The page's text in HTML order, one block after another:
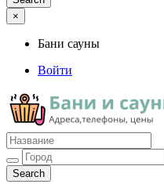
×
Бани сауны
Войти
Бани сауны
Адреса и телефоны